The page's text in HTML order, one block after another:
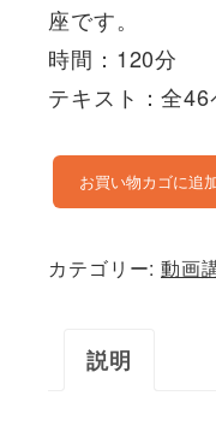
座です。
時間：120分
テキスト：全46
画
座
お買い物カゴに追
カテゴリー: 動画
説明